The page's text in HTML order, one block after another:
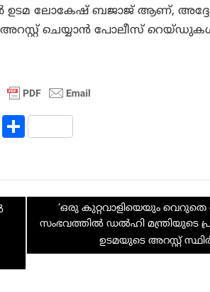
ഉടമ ലോകേഷ് ബജാജ് ആണ്,
ചെയ്യാൻ പോലീസ്
S
e
‘ഒരു കുറ്റവാളിയെയും വെറുതെ
സംഭവത്തിൽ ഡൽഹി മന്ത്രിയുടെ
ഉടമയുടെ അറസ്റ്റ്